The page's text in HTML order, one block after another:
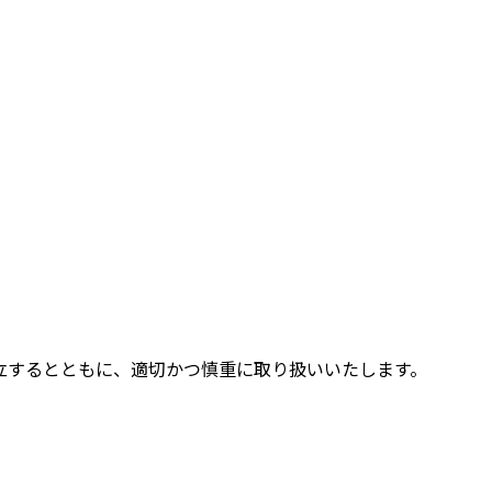
とともに、適切かつ慎重に取り扱いいたします。